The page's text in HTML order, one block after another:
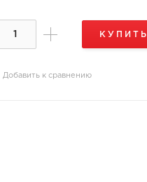
КУПИТЬ
Добавить к сравнению